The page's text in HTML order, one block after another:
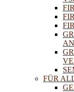
FÜR